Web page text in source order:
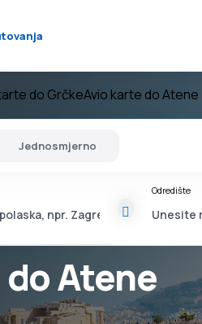
do GrčkeAvio karte do Atene
Atene
Jednosmjerno
Odredište